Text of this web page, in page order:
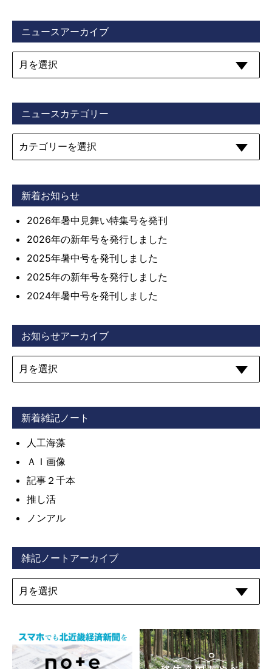
ニュースアーカイブ
ニュースカテゴリー
新着お知らせ
2026年暑中見舞い特集号を発刊
2026年の新年号を発行しました
2025年暑中号を発刊しました
2025年の新年号を発行しました
2024年暑中号を発刊しました
お知らせアーカイブ
新着雑記ノート
人工海藻
ＡＩ画像
記事２千本
推し活
ノンアル
雑記ノートアーカイブ